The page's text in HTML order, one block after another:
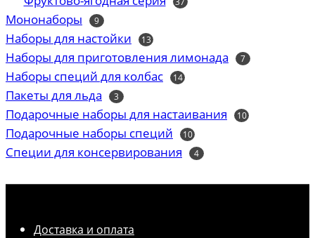
Мононаборы 99
товаров
Наборы для настойки 1313
Наборы для приготовления лимонада 77
Наборы специй для колбас 1414
Пакеты для льда 3 3
Подарочные наборы для настаивания 1010
Подарочные наборы специй 1010
товаров
Специи для консервирования 44
Доставка и оплата